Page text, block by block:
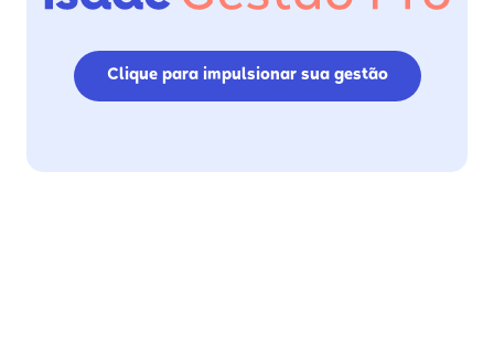
Clique para impulsionar sua gestão